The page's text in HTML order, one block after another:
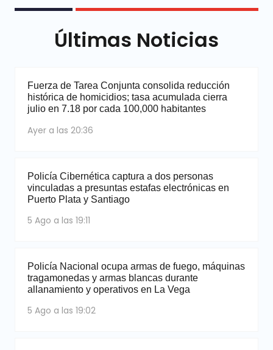
Últimas Noticias
Fuerza de Tarea Conjunta consolida reducción
histórica de homicidios; tasa acumulada cierra
julio en 7.18 por cada 100,000 habitantes
Ayer a las 20:36
Policía Cibernética captura a dos personas
vinculadas a presuntas estafas electrónicas en
Puerto Plata y Santiago
5 Ago a las 19:11
Policía Nacional ocupa armas de fuego, máquinas
tragamonedas y armas blancas durante
allanamiento y operativos en La Vega
5 Ago a las 19:02